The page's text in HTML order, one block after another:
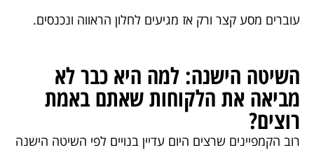
עוברים מסע קצר ורק אז מגיעים לחלון הראווה ונכנסים.
השיטה הישנה: למה היא כבר לא
מביאה את הלקוחות שאתם באמת
רוצים?
רוב הקמפיינים שרצים היום עדיין בנויים לפי השיטה הישנה